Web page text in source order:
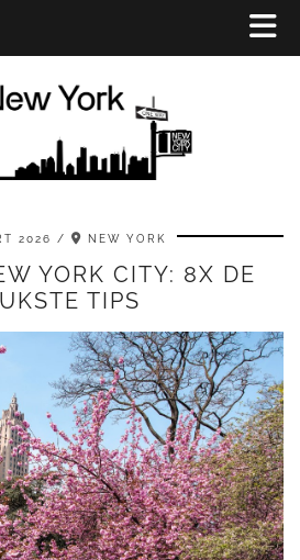
2026 NEW YORK
YORK CITY: 8X DE
TIPS